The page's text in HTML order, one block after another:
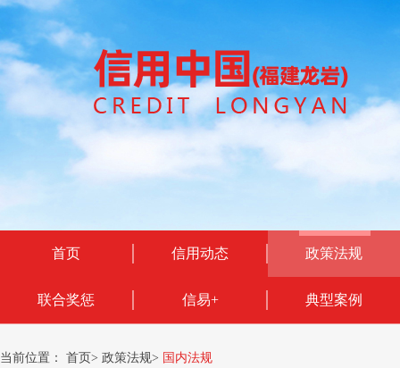
首页 信用动态 政策法规
联合奖惩 信易+ 典型案例
当前位置： 首页> 政策法规> 国内法规